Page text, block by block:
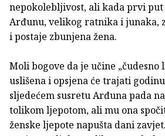
nepokolebljivost, ali kada prvi put
Arđunu, velikog ratnika i junaka,
i postaje zbunjena žena.
Moli bogove da je učine „čudesno
uslišena i opsjena će trajati
sljedećem susretu Arđuna pada
tolikom ljepotom, ali mu ona
ženske ljepote napušta dani